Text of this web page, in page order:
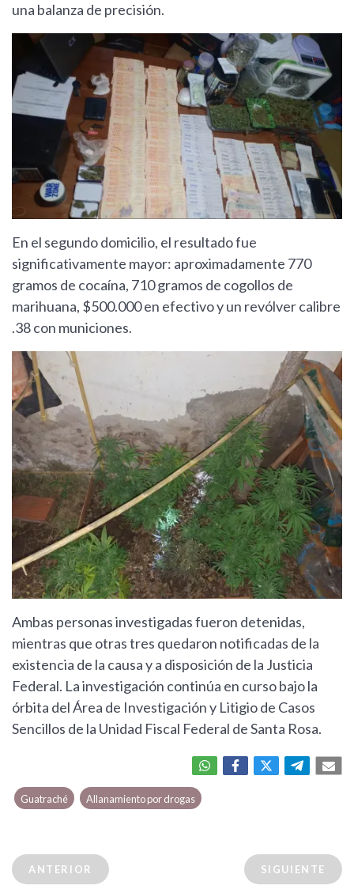
una balanza de precisión.
En el segundo domicilio, el resultado fue
significativamente mayor: aproximadamente 770
gramos de cocaína, 710 gramos de cogollos de
marihuana, $500.000 en efectivo y un revólver calibre
.38 con municiones.
Ambas personas investigadas fueron detenidas,
mientras que otras tres quedaron notificadas de la
existencia de la causa y a disposición de la Justicia
Federal. La investigación continúa en curso bajo la
órbita del Área de Investigación y Litigio de Casos
Sencillos de la Unidad Fiscal Federal de Santa Rosa.
Guatraché Allanamiento por drogas
ANTERIOR SIGUIENTE